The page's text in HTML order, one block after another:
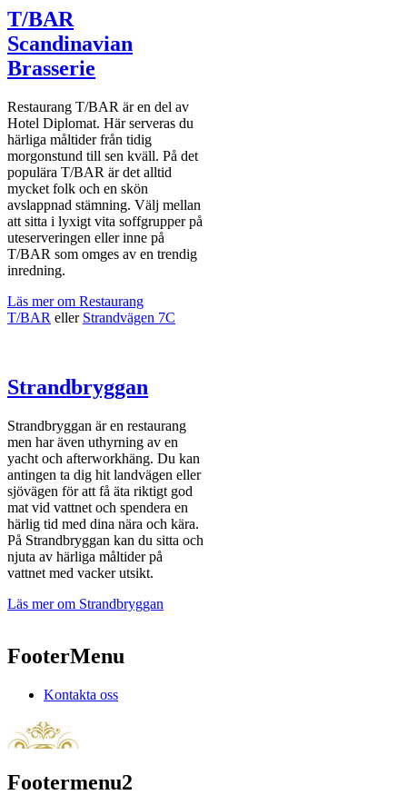
T/BAR
Scandinavian
Brasserie
Restaurang T/BAR är en del av
Hotel Diplomat. Här serveras du
härliga måltider från tidig
morgonstund till sen kväll. På det
populära T/BAR är det alltid
mycket folk och en skön
avslappnad stämning. Välj mellan
att sitta i lyxigt vita soffgrupper på
uteserveringen eller inne på
T/BAR som omges av en trendig
inredning.
Läs mer om Restaurang
T/BAR eller Strandvägen 7C
Strandbryggan
Strandbryggan är en restaurang
men har även uthyrning av en
yacht och afterworkhäng. Du kan
antingen ta dig hit landvägen eller
sjövägen för att få äta riktigt god
mat vid vattnet och spendera en
härlig tid med dina nära och kära.
På Strandbryggan kan du sitta och
njuta av härliga måltider på
vattnet med vacker utsikt.
Läs mer om Strandbryggan
FooterMenu
Kontakta oss
Footermenu2